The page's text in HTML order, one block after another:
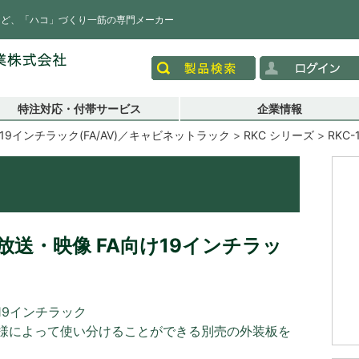
、「ハコ」づくり一筋の専門メーカー
特注対応・付帯サービス 企業情報
19インチラック(FA/AV)／キャビネットラック RKC シリーズ
送・映像 FA向け19インチラッ
インチラック
よって使い分けることができる別売の外装板を